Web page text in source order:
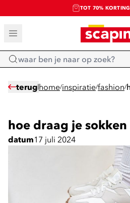
TOT 70%
SALE: LAATSTE
SHOP
Home
terug home/inspiratie/fashion/
hoe draag je sokken
datum17 juli 2024